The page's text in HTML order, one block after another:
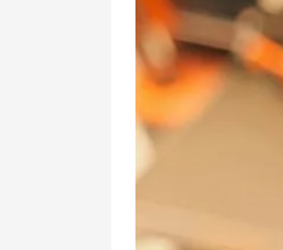
untuk
UMKM:
Peluang
Produk
Custom